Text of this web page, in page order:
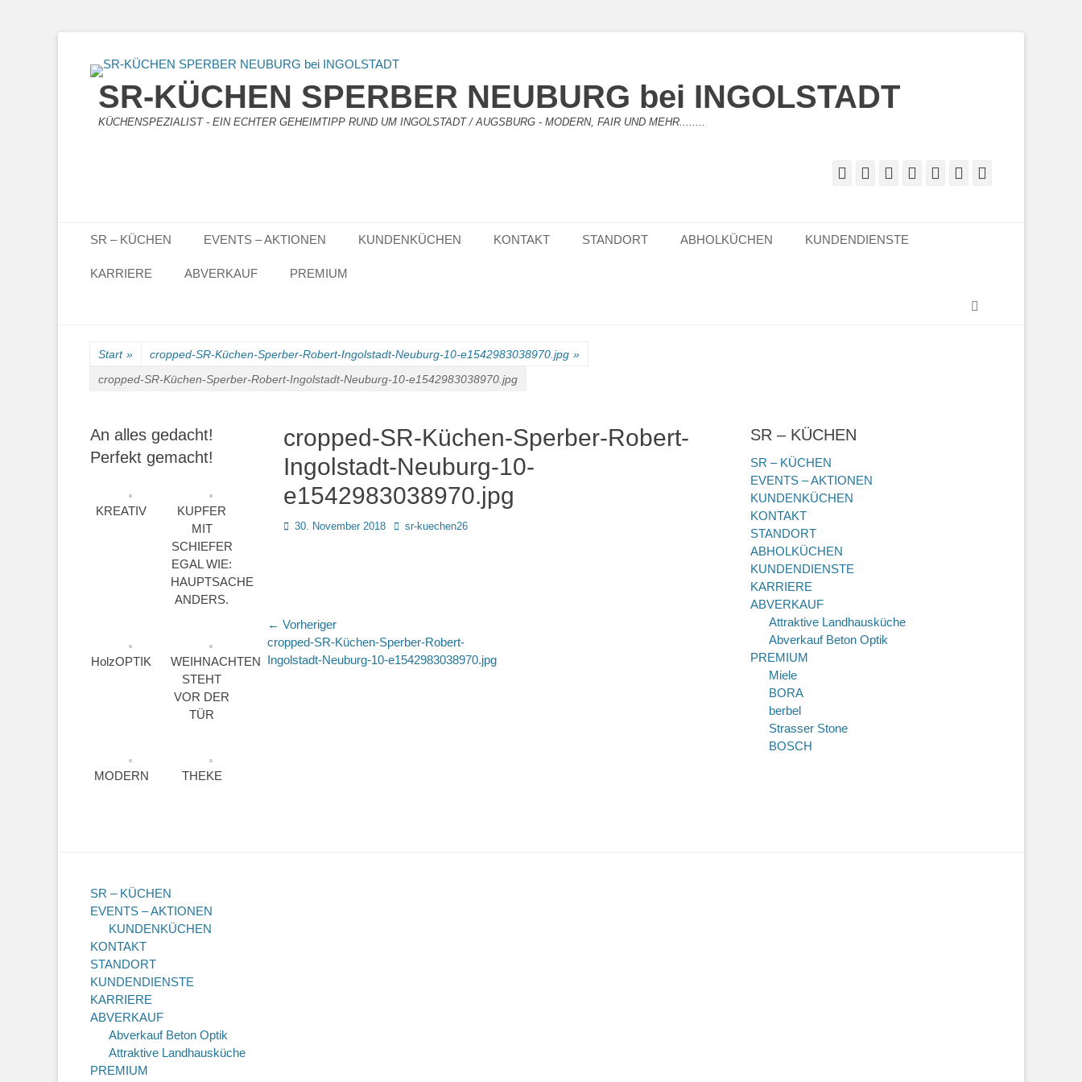
SR-KÜCHEN SPERBER NEUBURG bei INGOLSTADT
KÜCHENSPEZIALIST - EIN ECHTER GEHEIMTIPP RUND UM INGOLSTADT / AUGSBURG - MODERN, FAIR UND MEHR........
Facebook
TwitterGoogleplusInstagram
Website
Primäres Menü
Inhalt
springen
SR – KÜCHEN EVENTS – AKTIONEN KUNDENKÜCHEN KONTAKT STANDORT ABHOLKÜCHEN KUNDENDIENSTE
KARRIERE ABVERKAUF
PREMIUM
Start » cropped-SR-Küchen-Sperber-Robert-Ingolstadt-Neuburg-10-e1542983038970.jpg »
cropped-SR-Küchen-Sperber-Robert-Ingolstadt-Neuburg-10-e1542983038970.jpg
cropped-SR-Küchen-Sperber-Robert-
Ingolstadt-Neuburg-10-
e1542983038970.jpg
Posted
30. November 2018 Autorsr-kuechen26
Beitragsnavigation
← Vorheriger
Vorheriger
Beitrag:
cropped-SR-Küchen-Sperber-Robert-
Ingolstadt-Neuburg-10-e1542983038970.jpg
SR – KÜCHEN
SR – KÜCHEN
EVENTS – AKTIONEN
KUNDENKÜCHEN
KONTAKT
STANDORT
ABHOLKÜCHEN
KUNDENDIENSTE
KARRIERE
ABVERKAUF
Attraktive Landhausküche
Abverkauf Beton Optik
PREMIUM
Miele
BORA
berbel
Strasser Stone
BOSCH
An alles gedacht!
Perfekt gemacht!
KREATIV
KUPFER
MIT
SCHIEFER
EGAL WIE:
HAUPTSACHE
ANDERS.
HolzOPTIK
WEIHNACHTEN
STEHT
VOR DER
TÜR
MODERN THEKE
SR – KÜCHEN
EVENTS – AKTIONEN
KUNDENKÜCHEN
KONTAKT
STANDORT
KUNDENDIENSTE
KARRIERE
ABVERKAUF
Abverkauf Beton Optik
Attraktive Landhausküche
PREMIUM